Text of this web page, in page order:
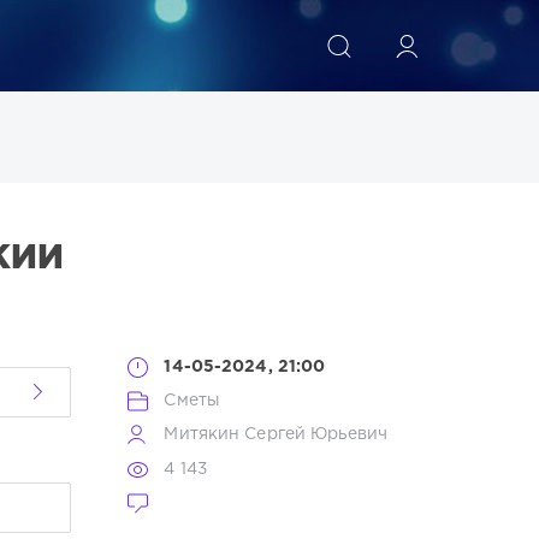
ИСКАТЬ
14-05-2024, 21:00
Сметы
Митякин Сергей Юрьевич
4 143